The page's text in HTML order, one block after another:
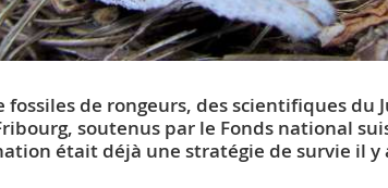
fossiles de rongeurs, des scientifiques
soutenus par le Fonds national
était déjà une stratégie de survie il y